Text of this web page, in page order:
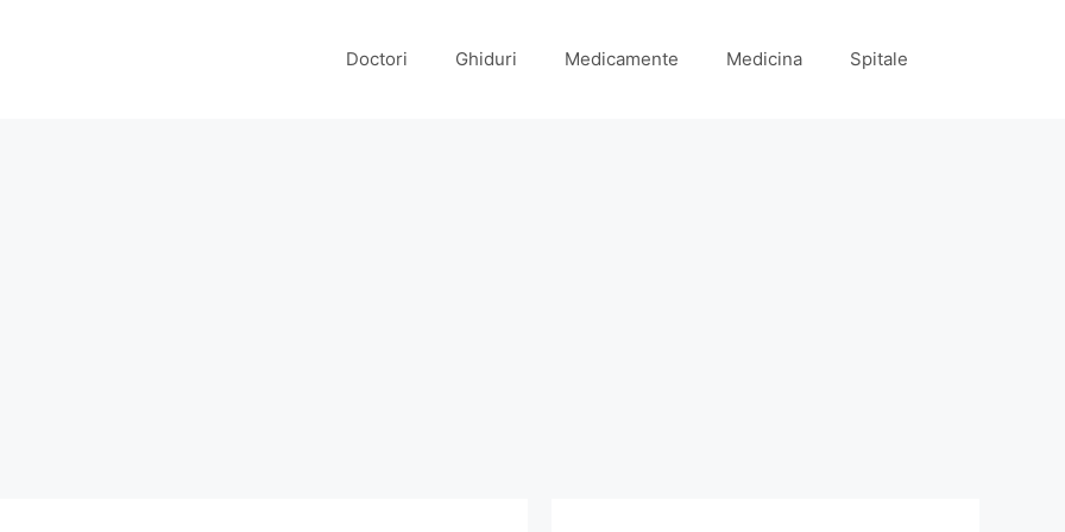
Doctori Ghiduri Medicamente Medicina Spitale